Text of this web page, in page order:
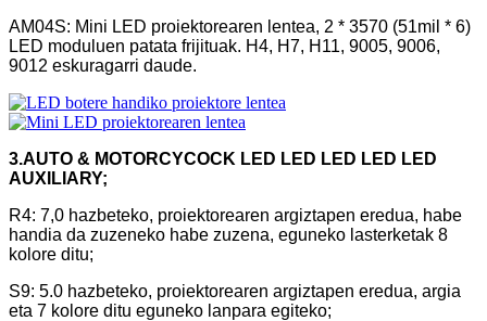
AM04S: Mini LED proiektorearen lentea, 2 * 3570 (51mil * 6)
LED moduluen patata frijituak. H4, H7, H11, 9005, 9006,
9012 eskuragarri daude.
3.AUTO & MOTORCYCOCK LED LED LED LED LED
AUXILIARY;
R4: 7,0 hazbeteko, proiektorearen argiztapen eredua, habe
handia da zuzeneko habe zuzena, eguneko lasterketak 8
kolore ditu;
S9: 5.0 hazbeteko, proiektorearen argiztapen eredua, argia
eta 7 kolore ditu eguneko lanpara egiteko;